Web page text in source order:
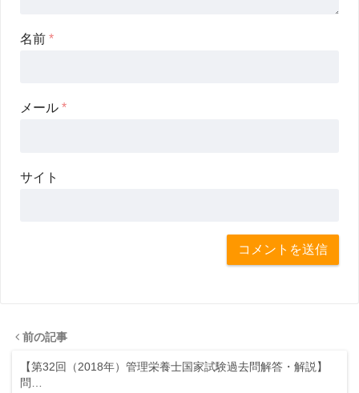
名前 *
メール *
サイト
前の記事
【第32回（2018年）管理栄養士国家試験過去問解答・解説】
問…